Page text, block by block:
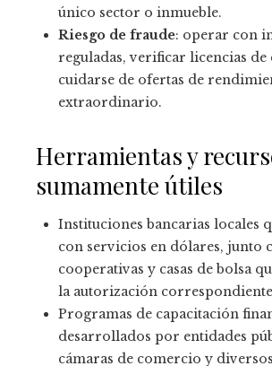
único sector o inmueble.
Riesgo de fraude: operar con
reguladas, verificar licencias
cuidarse de ofertas de
extraordinario.
Herramientas y
sumamente útiles
Instituciones bancarias locales
con servicios en dólares, junto
cooperativas y casas de bolsa
la autorización
Programas de capacitación
desarrollados por entidades
cámaras de comercio y